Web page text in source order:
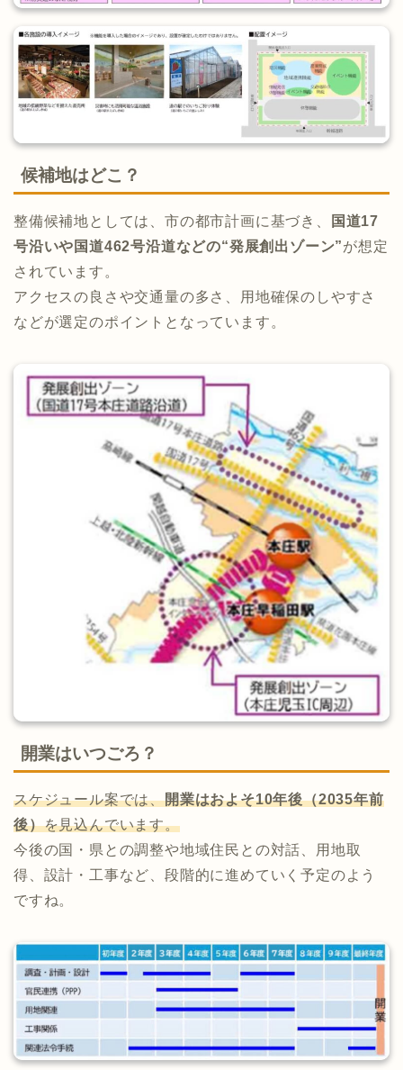
候補地はどこ？
整備候補地としては、市の都市計画に基づき、
国道17
号沿いや国道462号沿道などの“発展創出ゾーン”が想定
されています。
アクセスの良さや交通量の多さ、用地確保のしやすさ
などが選定のポイントとなっています。
開業はいつごろ？
スケジュール案では、開業はおよそ10年後（2035年前
後）を見込んでいます。
今後の国・県との調整や地域住民との対話、用地取
得、設計・工事など、段階的に進めていく予定のよう
ですね。